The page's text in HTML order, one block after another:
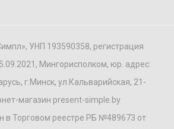
УНП 193590358, регистрация
Мингорисполком, юр. адрес:
г.Минск, ул.Кальварийская, 21-
магазин present-simple.by
в Торговом реестре РБ №489673 от